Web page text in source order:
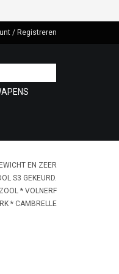
/ Registreren
EN ZEER
S3 GEKEURD.
* VOLNERF
* CAMBRELLE